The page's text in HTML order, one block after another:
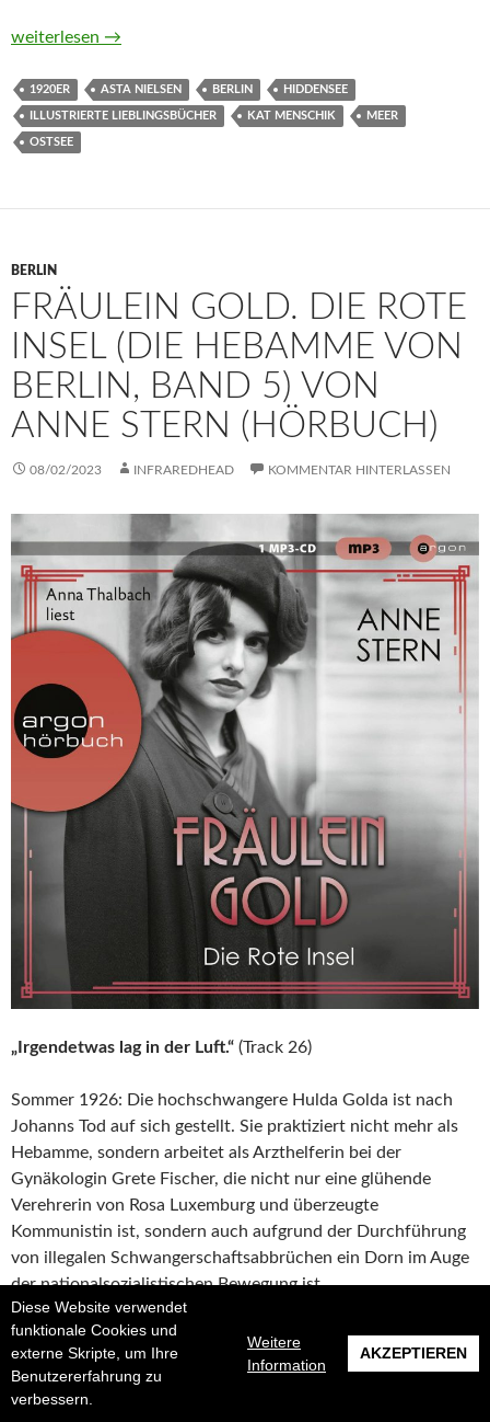
Diese Website verwendet
funktionale Cookies und
externe Skripte, um Ihre
Benutzererfahrung zu
verbessern.
Weitere
Information
AKZEPTIEREN
Im Paradies. Erzählungen von Asta Nielsen und Kat Menschik
weiterlesen →
1920ER ASTA NIELSEN BERLIN HIDDENSEE
ILLUSTRIERTE LIEBLINGSBÜCHER KAT MENSCHIK MEER
OSTSEE
BERLIN
FRÄULEIN GOLD. DIE ROTE
INSEL (DIE HEBAMME VON
BERLIN, BAND 5) VON
ANNE STERN (HÖRBUCH)
08/02/2023 INFRAREDHEAD KOMMENTAR HINTERLASSEN
„Irgendetwas lag in der Luft.“ (Track 26)
Sommer 1926: Die hochschwangere Hulda Golda ist nach
Johanns Tod auf sich gestellt. Sie praktiziert nicht mehr als
Hebamme, sondern arbeitet als Arzthelferin bei der
Gynäkologin Grete Fischer, die nicht nur eine glühende
Verehrerin von Rosa Luxemburg und überzeugte
Kommunistin ist, sondern auch aufgrund der Durchführung
von illegalen Schwangerschaftsabbrüchen ein Dorn im Auge
der nationalsozialistischen Bewegung ist.
Fräulein Gold. Die Rote Insel (Die Hebamme von Berlin, Band
weiterlesen→
ANNA THALBACH